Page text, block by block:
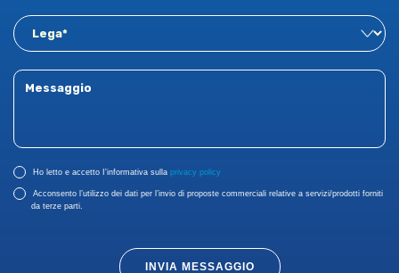
Ho letto e accetto I'informativa sulla privacy policy
Acconsento l’utilizzo dei dati per l’invio di proposte commerciali relative a servizi/prodotti forniti
da terze parti.
INVIA MESSAGGIO